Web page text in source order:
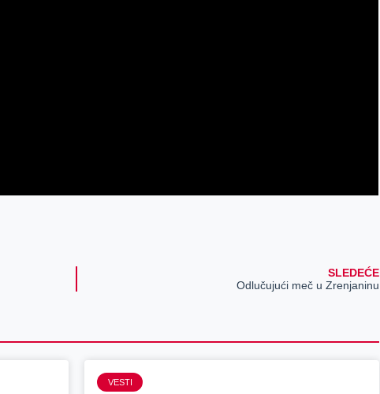
SLEDEĆE
Odlučujući meč u Zrenjaninu
VESTI